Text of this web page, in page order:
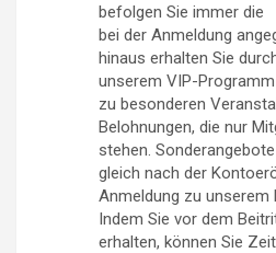
befolgen Sie immer die
bei der Anmeldung
hinaus erhalten Sie
unserem VIP-
zu besonderen
Belohnungen, die nur
stehen.
gleich nach der
Anmeldung zu unserem
Indem Sie vor dem
erhalten, können Sie